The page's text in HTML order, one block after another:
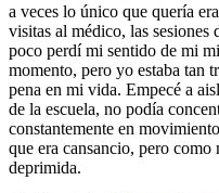
a veces lo único que quería
visitas al médico, las sesiones
poco perdí mi sentido de mi
momento, pero yo estaba tan
pena en mi vida. Empecé a
de la escuela, no podía
constantemente en
que era cansancio, pero como
deprimida.